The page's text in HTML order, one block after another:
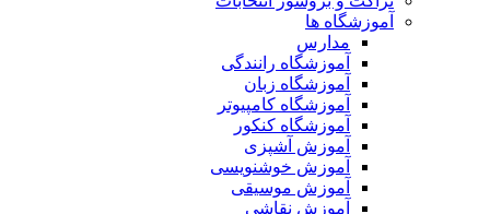
آموزشگاه ها
مدارس
آموزشگاه رانندگی
آموزشگاه زبان
آموزشگاه کامپیوتر
آموزشگاه کنکور
آموزش آشپزی
آموزش خوشنویسی
آموزش موسیقی
آموزش نقاشی